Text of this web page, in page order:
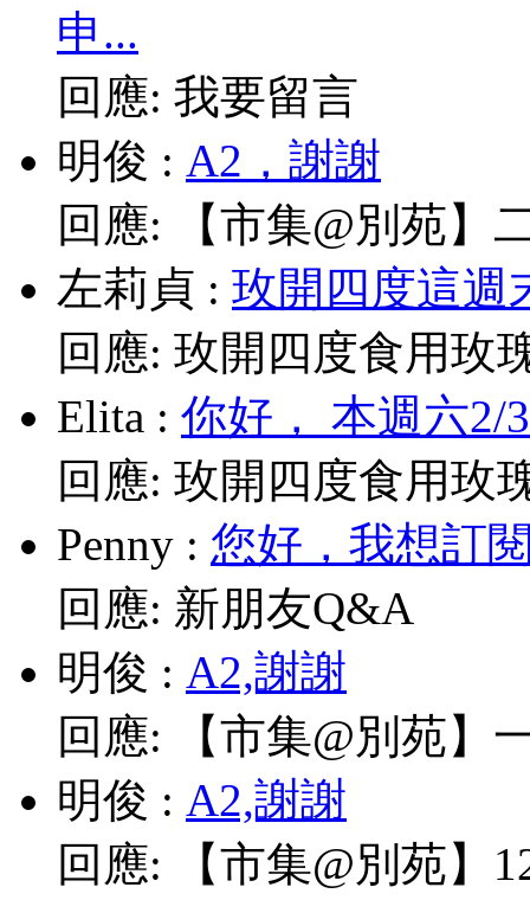
申...
回應: 我要留言
明俊 : A2，謝謝
回應:
【市集@別苑】
左莉貞 : 玫開四度這週
回應: 玫開四度食用玫
Elita : 你好， 本週六2/
回應: 玫開四度食用玫
Penny : 您好，我想訂
回應: 新朋友Q&A
明俊 : A2,謝謝
回應:
【市集@別苑】
明俊 : A2,謝謝
回應:
【市集@別苑】